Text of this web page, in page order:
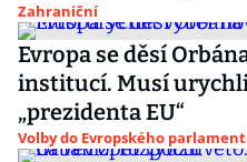
Zahraniční
Evropa se děsí
institucí. Musí
„prezidenta EU“
Volby do Evropského